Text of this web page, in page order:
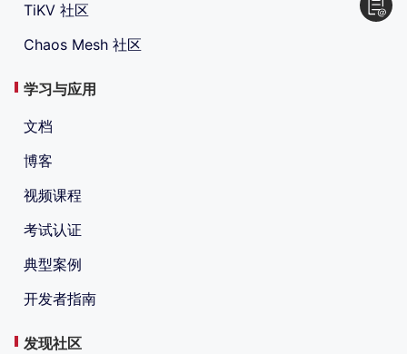
TiKV 社区
Chaos Mesh 社区
学习与应用
文档
博客
视频课程
考试认证
典型案例
开发者指南
发现社区